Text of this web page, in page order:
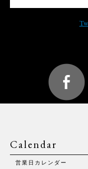
Calendar
営業日カレンダー